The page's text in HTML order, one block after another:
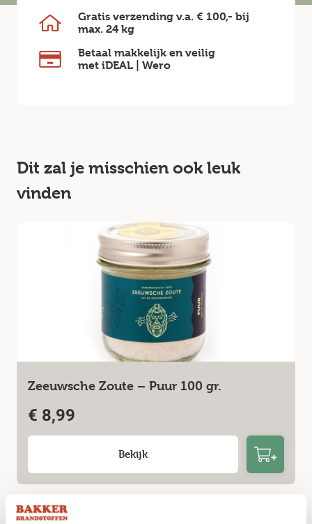
Gratis verzending v.a. € 100,- bij
max. 24 kg
Betaal makkelijk en veilig
met iDEAL | Wero
Dit zal je misschien ook leuk
vinden
Zeeuwsche Zoute – Puur 100 gr.
€ 8,99
Bekijk